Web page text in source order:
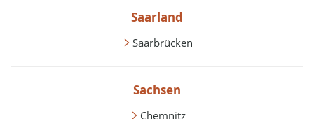
Saarland
Saarbrücken
Sachsen
Chemnitz